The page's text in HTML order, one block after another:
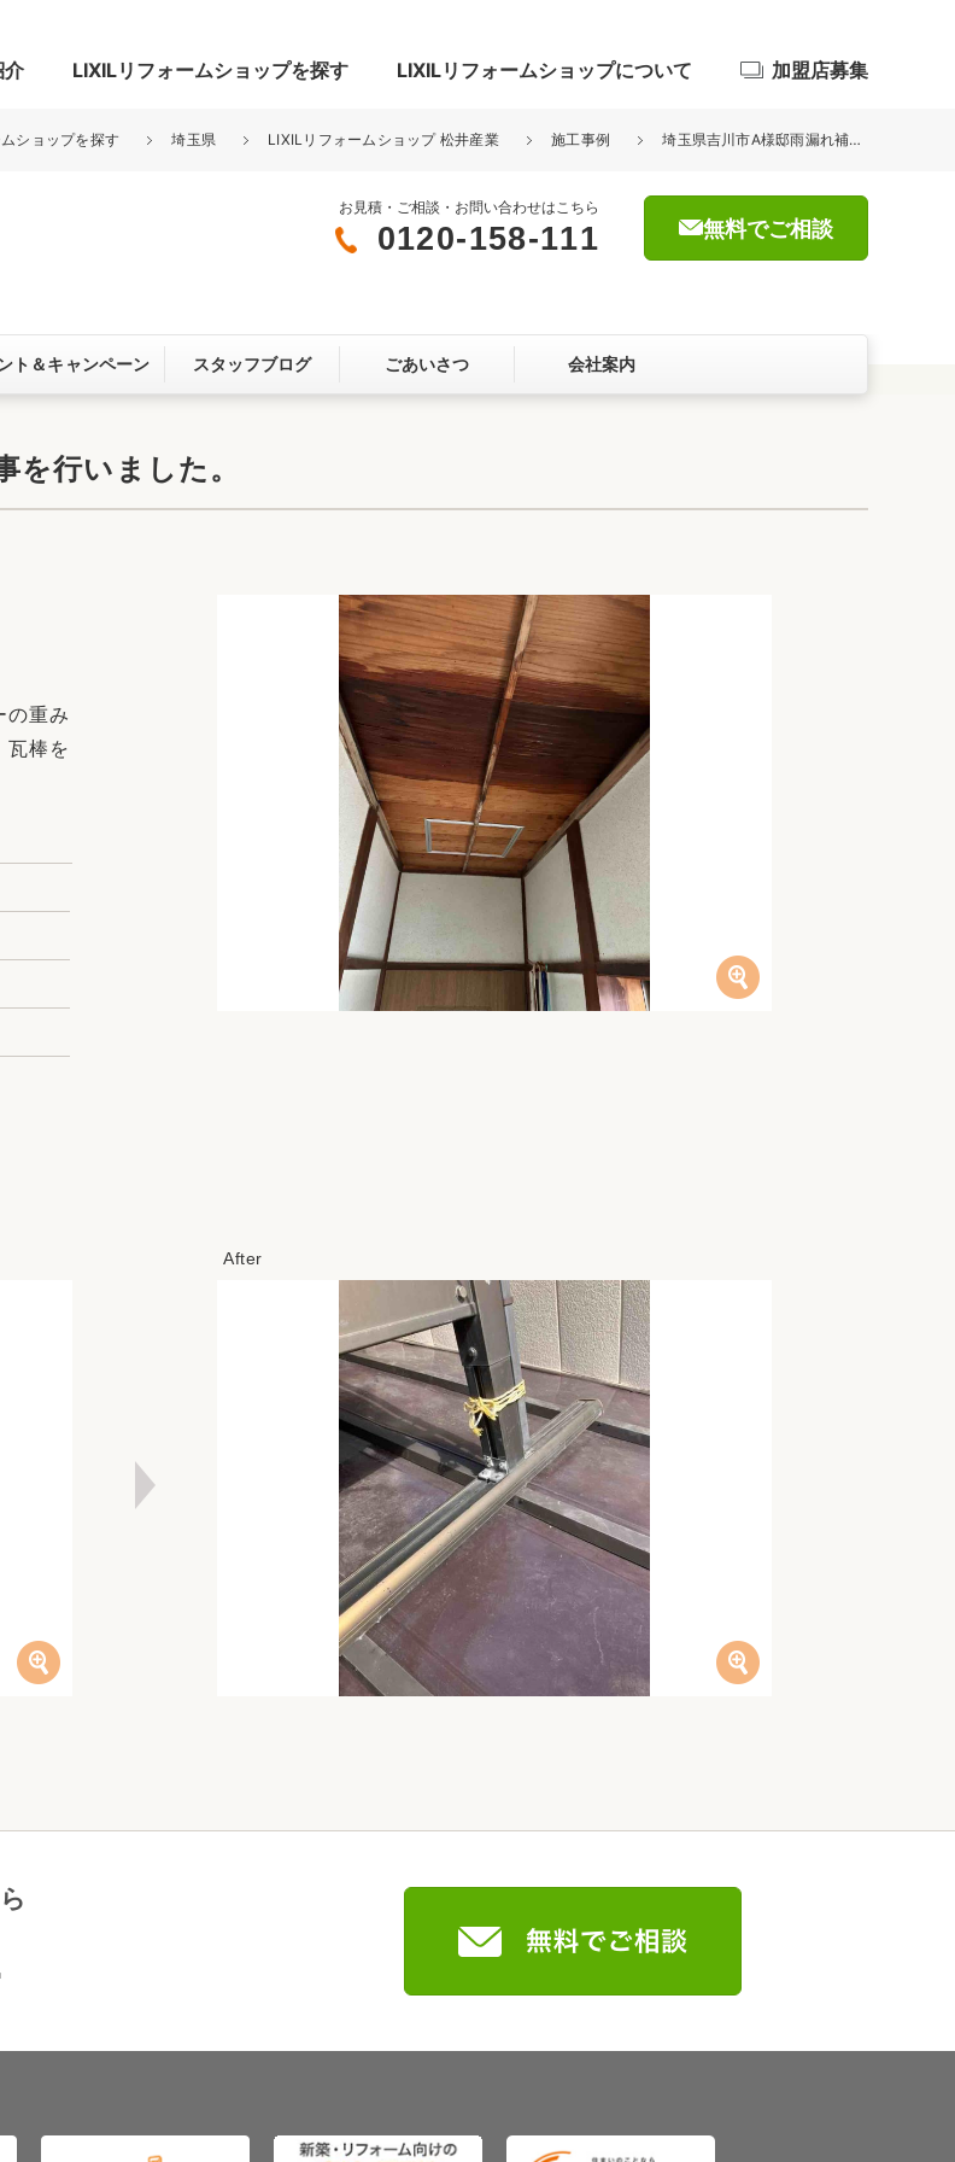
介
玄関まわり 門まわり 屋根・外壁
カースペース
ション
LIXILリフォームショップを探す LIXILリフォームショップについて
満足度アンケート
ここちいい暮らしをつくる、価値・性能向上
リフォームアクセル
お役立ち情報
加盟店募集
ショップを探す 埼玉県 LIXILリフォームショップ 松井産業 施工事例 埼玉県吉川市A様邸雨漏れ補修瓦棒板金工事を行いました。
お見積・ご相談・お問い合わせはこちら
0120-158-111 無料でご相談
ト＆キャンペーン スタッフブログ ごあいさつ 会社案内
を行いました。
の重み
瓦棒を